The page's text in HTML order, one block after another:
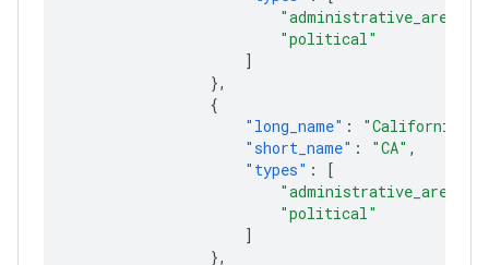
"political"
]
},
{
"long_name" : "California"
"short_name" : "CA" ,
"types" :
[
"political"
]
},